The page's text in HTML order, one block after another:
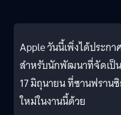
Apple วันนี้เพิ่งได้ประก
สำหรับนักพัฒนาที่จัดเป็
17 มิถุนายน ที่ซานฟราน
ใหม่ในงานนี้ด้วย